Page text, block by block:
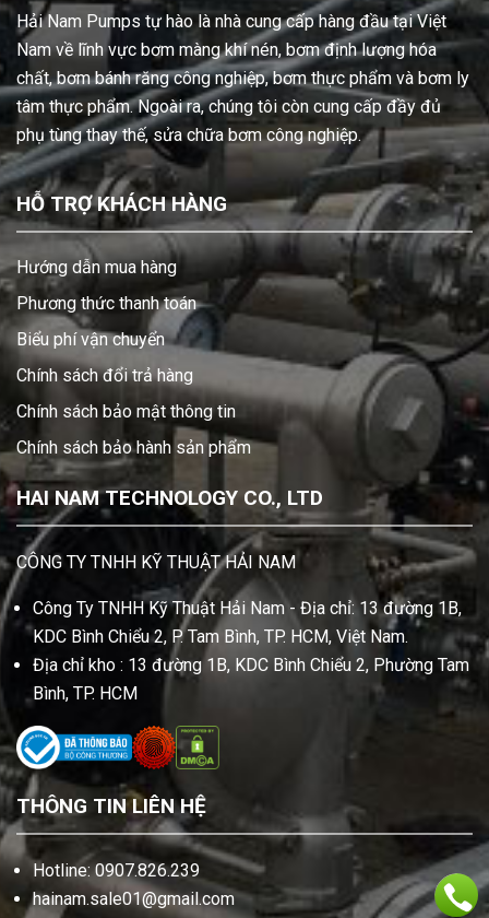
Hải Nam Pumps tự hào là nhà cung cấp hàng đầu tại Việt
Nam về lĩnh vực bơm màng khí nén, bơm định lượng hóa
chất, bơm bánh răng công nghiệp, bơm thực phẩm và bơm ly
tâm thực phẩm. Ngoài ra, chúng tôi còn cung cấp đầy đủ
phụ tùng thay thế, sửa chữa bơm công nghiệp.
HỖ TRỢ KHÁCH HÀNG
Hướng dẫn mua hàng
Phương thức thanh toán
Biểu phí vận chuyển
Chính sách đổi trả hàng
Chính sách bảo mật thông tin
Chính sách bảo hành sản phẩm
HAI NAM TECHNOLOGY CO., LTD
CÔNG TY TNHH KỸ THUẬT HẢI NAM
Công Ty TNHH Kỹ Thuật Hải Nam - Địa chỉ: 13 đường 1B,
KDC Bình Chiểu 2, P. Tam Bình, TP. HCM, Việt Nam.
Địa chỉ kho : 13 đường 1B, KDC Bình Chiểu 2, Phường Tam
Bình, TP. HCM
THÔNG TIN LIÊN HỆ
Hotline: 0907.826.239
hainam.sale01@gmail.com